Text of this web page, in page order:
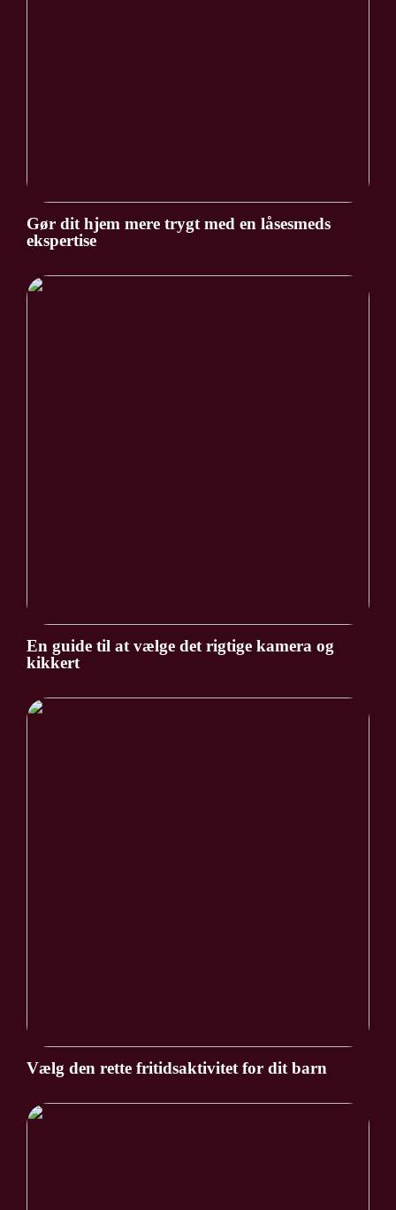
Gør dit hjem mere trygt med en låsesmeds
ekspertise
En guide til at vælge det rigtige kamera og
kikkert
Vælg den rette fritidsaktivitet for dit barn